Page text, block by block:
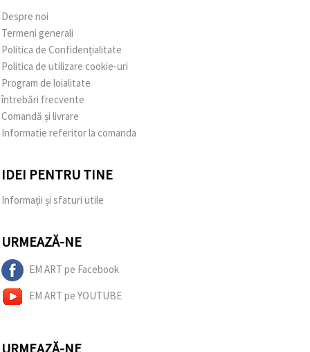
Despre noi
Termeni generali
Politica de Confidențialitate
Politica de utilizare cookie-uri
Program de loialitate
întrebări frecvente
Comandă și livrare
Informatie referitor la comanda
IDEI PENTRU TINE
Informații și sfaturi utile
URMEAZĂ-NE
EM ART pe Facebook
EM ART pe YOUTUBE
URMEAZĂ-NE